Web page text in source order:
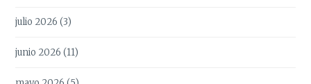
julio 2026 (3)
junio 2026 (11)